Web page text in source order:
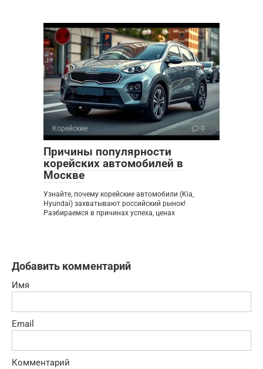
Корейские 0
Причины популярности
корейских автомобилей в
Москве
Узнайте, почему корейские автомобили (Kia,
Hyundai) захватывают российский рынок!
Разбираемся в причинах успеха, ценах
Добавить комментарий
Имя
Email
Комментарий